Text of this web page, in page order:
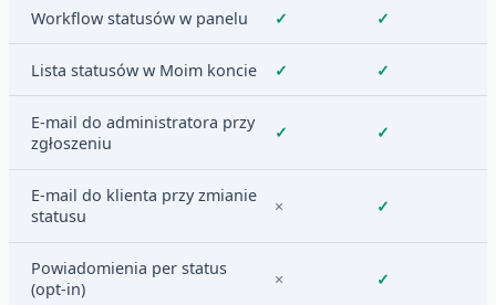
Workflow statusów w panelu ✓ ✓
Lista statusów w Moim koncie ✓ ✓
E-mail do administratora przy
zgłoszeniu
✓ ✓
E-mail do klienta przy zmianie
statusu
× ✓
Powiadomienia per status
(opt-in)
× ✓